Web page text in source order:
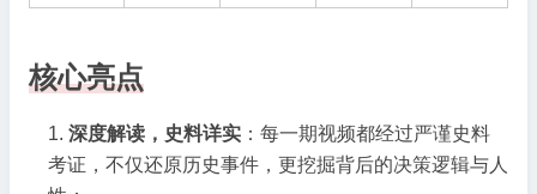
核心亮点
深度解读，史料详实 ：每一期视频都经过严谨史料
考证，不仅还原历史事件，更挖掘背后的决策逻辑与人